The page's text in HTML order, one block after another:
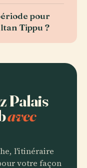
pour
Tippu ?
Palais
avec
l'itinéraire
votre façon